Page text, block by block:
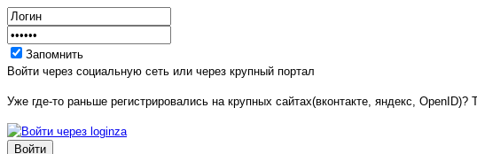
Запомнить
Войти через социальную сеть или через крупный портал
Уже где-то раньше регистрировались на крупных сайтах(вконтакте, яндекс, OpenID)?